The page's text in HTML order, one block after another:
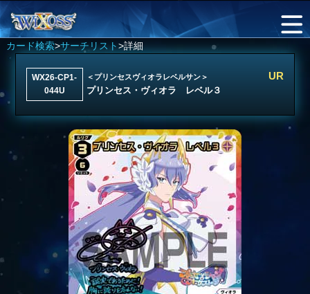
カード検索>サーチリスト>詳細
WX26-CP1-
044U
＜プリンセスヴィオラレベルサン＞
プリンセス・ヴィオラ レベル３
UR